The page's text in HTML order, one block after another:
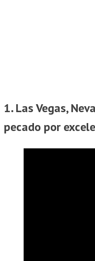
1. Las Vegas,
pecado por